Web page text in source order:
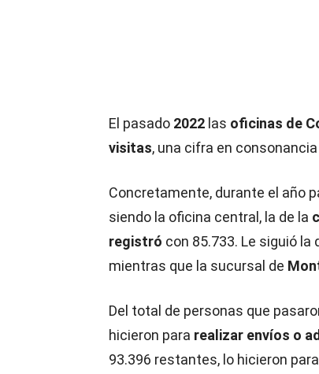
El pasado 2022 las oficinas de
visitas, una cifra en
Concretamente, durante el año
siendo la oficina central, la de la
registró con 85.733. Le siguió la
mientras que la sucursal de
Del total de personas que
hicieron para realizar envíos o
93.396 restantes, lo hicieron para